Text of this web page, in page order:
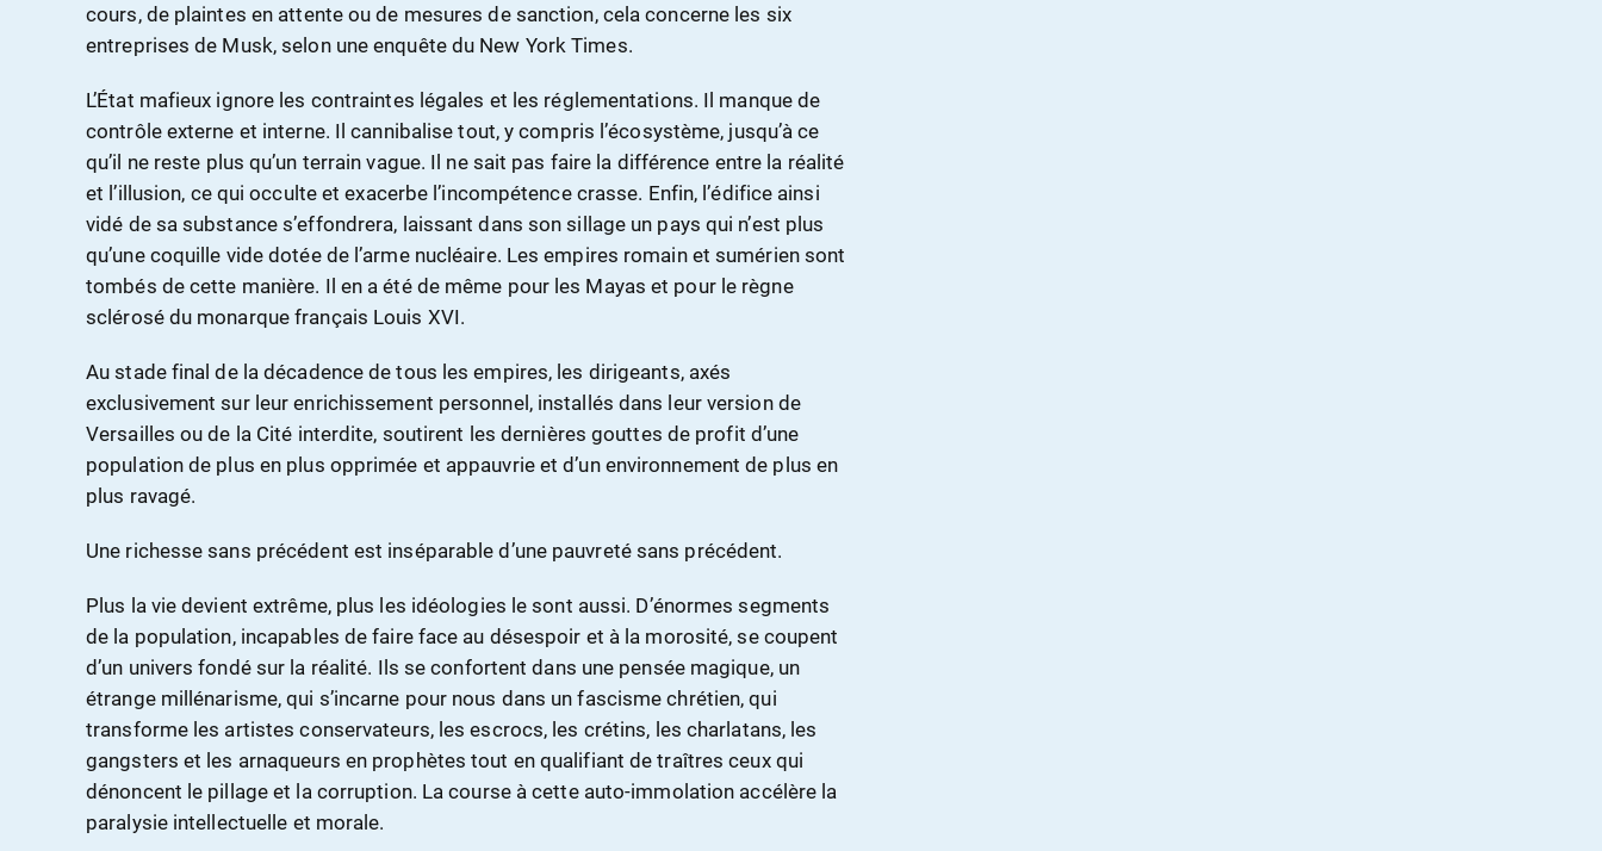
cours, de plaintes en attente ou de mesures de sanction, cela concerne les six
entreprises de Musk, selon une enquête du New York Times.
L’État mafieux ignore les contraintes légales et les réglementations. Il manque de
contrôle externe et interne. Il cannibalise tout, y compris l’écosystème, jusqu’à ce
qu’il ne reste plus qu’un terrain vague. Il ne sait pas faire la différence entre la réalité
et l’illusion, ce qui occulte et exacerbe l’incompétence crasse. Enfin, l’édifice ainsi
vidé de sa substance s’effondrera, laissant dans son sillage un pays qui n’est plus
qu’une coquille vide dotée de l’arme nucléaire. Les empires romain et sumérien sont
tombés de cette manière. Il en a été de même pour les Mayas et pour le règne
sclérosé du monarque français Louis XVI.
Au stade final de la décadence de tous les empires, les dirigeants, axés
exclusivement sur leur enrichissement personnel, installés dans leur version de
Versailles ou de la Cité interdite, soutirent les dernières gouttes de profit d’une
population de plus en plus opprimée et appauvrie et d’un environnement de plus en
plus ravagé.
Une richesse sans précédent est inséparable d’une pauvreté sans précédent.
Plus la vie devient extrême, plus les idéologies le sont aussi. D’énormes segments
de la population, incapables de faire face au désespoir et à la morosité, se coupent
d’un univers fondé sur la réalité. Ils se confortent dans une pensée magique, un
étrange millénarisme, qui s’incarne pour nous dans un fascisme chrétien, qui
transforme les artistes conservateurs, les escrocs, les crétins, les charlatans, les
gangsters et les arnaqueurs en prophètes tout en qualifiant de traîtres ceux qui
dénoncent le pillage et la corruption. La course à cette auto-immolation accélère la
paralysie intellectuelle et morale.